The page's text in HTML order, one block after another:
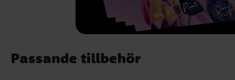
Passande tillbehör